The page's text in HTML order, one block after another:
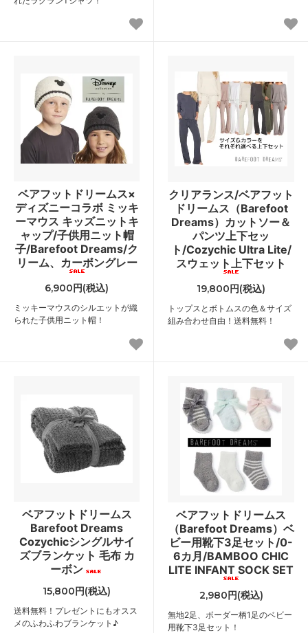
ベアフットドリームス×
ディズニーコラボ ミッキ
ーマウス キッズニットキ
ャップ/子供用ニット帽
子/Barefoot Dreams/ク
リーム、カーボングレー
6,900円(税込)
ミッキーマウスのシルエットが織
られた子供用ニット帽！
クリアランス/ベアフット
ドリームス（Barefoot
Dreams）カットソー＆
パンツ上下セッ
ト/Cozychic Ultra Lite/
スウェット上下セット
19,800円(税込)
トップスとボトムスの色＆サイズ
組み合わせ自由！送料無料！
ベアフットドリームス
Barefoot Dreams
Cozychicシングルサイ
ズブランケット 毛布 カ
ーボン
15,800円(税込)
送料無料！プレゼントにもオスス
メのふわふわブランケット♪
ベアフットドリームス
（Barefoot Dreams）ベ
ビー用靴下3足セット/0-
6カ月/BAMBOO CHIC
LITE INFANT SOCK SET
2,980円(税込)
無地2足、ボーダー柄1足のベビー
用靴下3足セット！